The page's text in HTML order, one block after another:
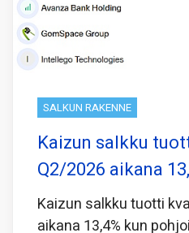
SALKUN RAKENNE
Kaizun salkku
Q2/2026 aikana
Kaizun salkku tuotti
aikana 13,4% kun